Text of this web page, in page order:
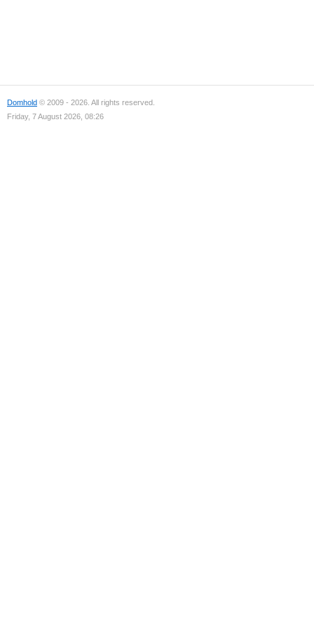
Domhold © 2009 - 2026. All rights reserved.
Friday, 7 August 2026, 08:26